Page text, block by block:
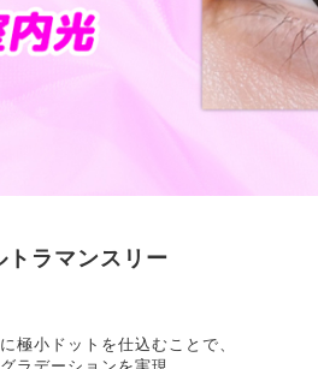
トラマンスリー
極小ドットを仕込むことで、
ラデーションを実現。